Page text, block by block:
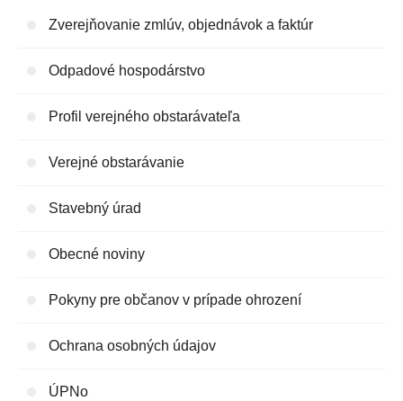
Zverejňovanie zmlúv, objednávok a faktúr
Odpadové hospodárstvo
Profil verejného obstarávateľa
Verejné obstarávanie
Stavebný úrad
Obecné noviny
Pokyny pre občanov v prípade ohrození
Ochrana osobných údajov
ÚPNo